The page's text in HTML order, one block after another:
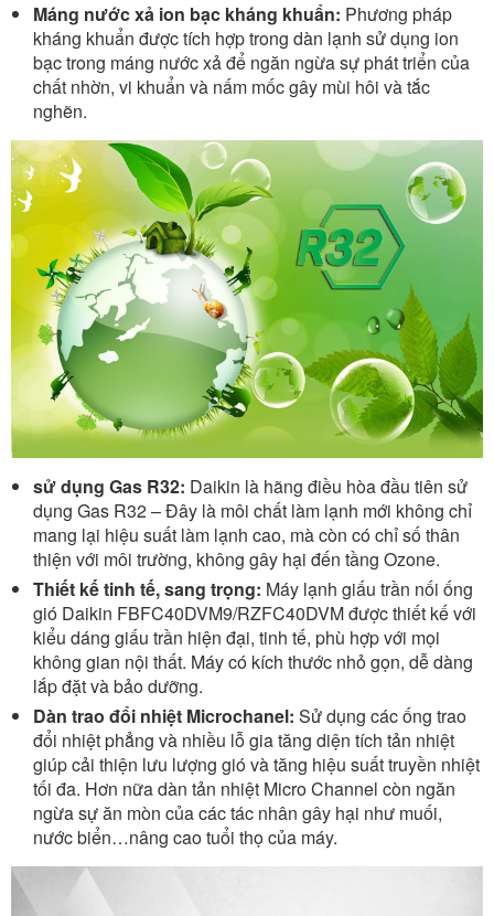
Máng nước xả ion bạc kháng khuẩn: Phương pháp
kháng khuẩn được tích hợp trong dàn lạnh sử dụng ion
bạc trong máng nước xả để ngăn ngừa sự phát triển của
chất nhờn, vi khuẩn và nấm mốc gây mùi hôi và tắc
nghẽn.
sử dụng Gas R32: Daikin là hãng điều hòa đầu tiên sử
dụng Gas R32 – Đây là môi chất làm lạnh mới không chỉ
mang lại hiệu suất làm lạnh cao, mà còn có chỉ số thân
thiện với môi trường, không gây hại đến tầng Ozone.
Thiết kế tinh tế, sang trọng: Máy lạnh giấu trần nối ống
gió Daikin FBFC40DVM9/RZFC40DVM được thiết kế với
kiểu dáng giấu trần hiện đại, tinh tế, phù hợp với mọi
không gian nội thất. Máy có kích thước nhỏ gọn, dễ dàng
lắp đặt và bảo dưỡng.
Dàn trao đổi nhiệt Microchanel: Sử dụng các ống trao
đổi nhiệt phẳng và nhiều lỗ gia tăng diện tích tản nhiệt
giúp cải thiện lưu lượng gió và tăng hiệu suất truyền nhiệt
tối đa. Hơn nữa dàn tản nhiệt Micro Channel còn ngăn
ngừa sự ăn mòn của các tác nhân gây hại như muối,
nước biển…nâng cao tuổi thọ của máy.